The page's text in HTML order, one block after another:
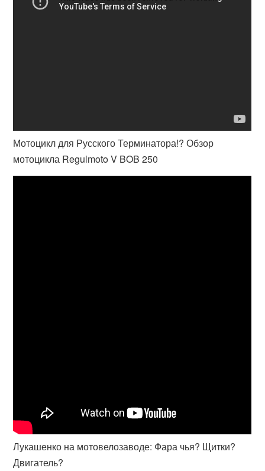
Мотоцикл для Русского Терминатора!? Обзор
мотоцикла Regulmoto V BOB 250
Лукашенко на мотовелозаводе: Фара чья? Щитки?
Двигатель?